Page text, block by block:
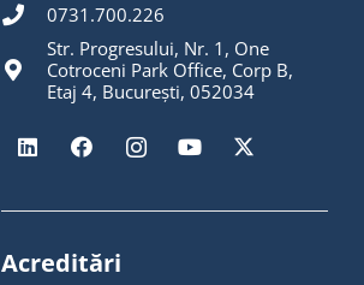
0731.700.226
Str. Progresului, Nr. 1, One
Cotroceni Park Office, Corp B,
Etaj 4, București, 052034
Acreditări